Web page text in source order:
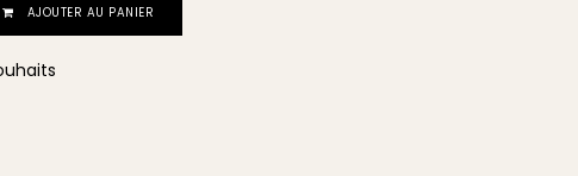
AJOUTER AU PANIER